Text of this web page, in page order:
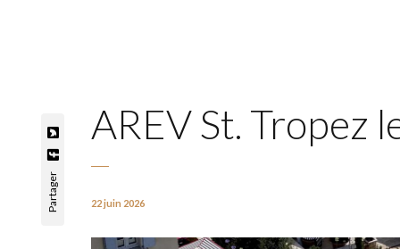
AREV St. Tropez
Partager 22 juin 2026